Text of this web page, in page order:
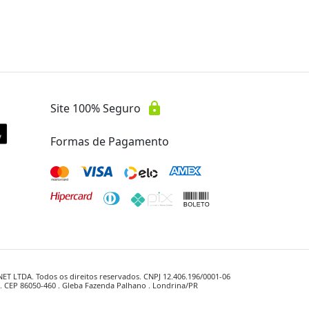
Site 100% Seguro lock
Formas de Pagamento
LTDA. Todos os direitos reservados. CNPJ 12.406.196/0001-06
86050-460 . Gleba Fazenda Palhano . Londrina/PR